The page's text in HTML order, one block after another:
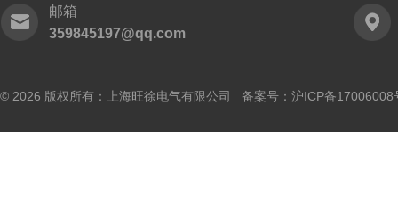
邮箱
359845197@qq.com
© 2026 版权所有：上海旺徐电气有限公司 备案号： 沪ICP备17006008